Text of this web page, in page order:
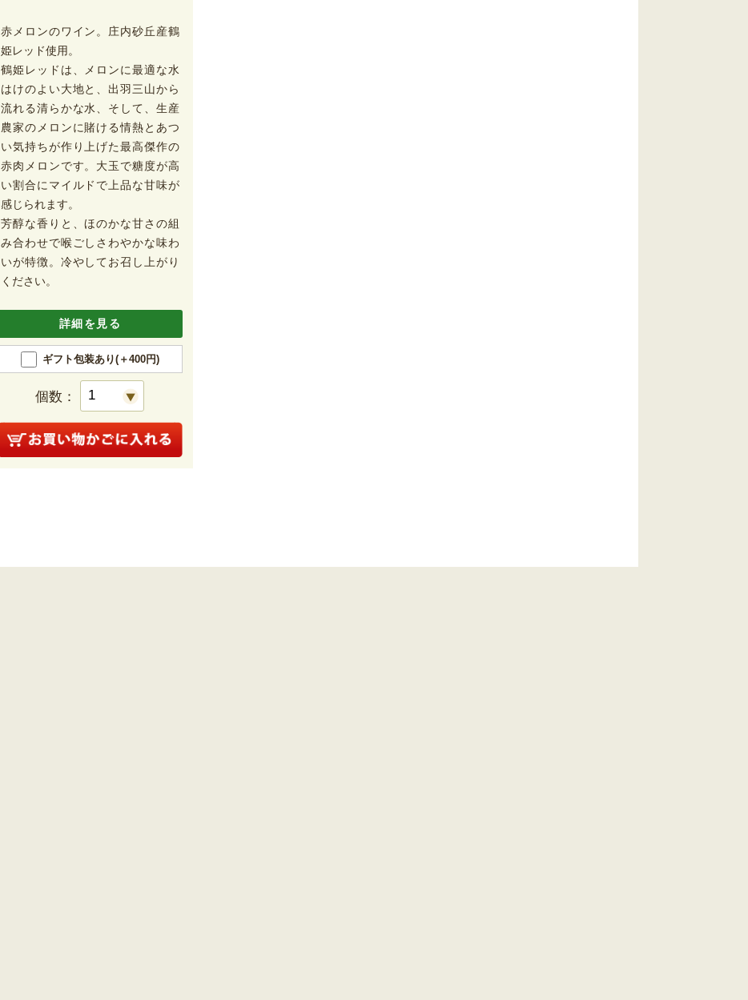
赤メロンのワイン。庄内砂丘産鶴
姫レッド使用。
鶴姫レッドは、メロンに最適な水
はけのよい大地と、出羽三山から
流れる清らかな水、そして、生産
農家のメロンに賭ける情熱とあつ
い気持ちが作り上げた最高傑作の
赤肉メロンです。大玉で糖度が高
い割合にマイルドで上品な甘味が
感じられます。
芳醇な香りと、ほのかな甘さの組
み合わせで喉ごしさわやかな味わ
いが特徴。冷やしてお召し上がり
ください。
詳細を見る
ギフト包装あり(＋400円)
個数：